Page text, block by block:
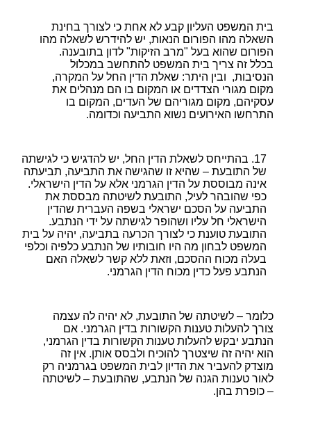
בית המשפט העליון קבע לא אחת כי לצורך בחינת
השאלה מהו הפורום הנאות, יש להידרש לשאלה מהו
הפורום שהוא בעל "מרב הזיקות" לדון בתובענה.
בכלל זה צריך בית המשפט להתחשב במכלול
הנסיבות, ובין היתר: שאלת הדין החל על המקרה,
מקום מגורי הצדדים או המקום בו הם מנהלים את
עסקיהם, מקום מגוריהם של העדים, המקום בו
התרחשו האירועים נשוא התביעה וכדומה.
בהתייחס לשאלת הדין החל, יש להדגיש כי לגישתה
של התובעת – שהיא זו שהגישה את התביעה, תביעתה
אינה מבוססת על הדין הגרמני אלא על הדין הישראלי.
כפי שהובהר לעיל, התובעת לשיטתה מבססת את
התביעה על הסכם ישראלי בשפה העברית שהדין
הישראלי חל עליו ושהופר לגישתה על ידי הנתבע.
התובעת טוענת כי לצורך הכרעה בתביעה, יהיה על בית
המשפט לבחון מה היו חובותיו של הנתבע כלפיה וכלפי
בעלה מכוח ההסכם, וזאת ללא קשר לשאלה האם
הנתבע פעל כדין מכוח הדין הגרמני.
כלומר – לשיטתה של התובעת, לא יהיה לה עצמה
צורך להעלות טענות הקשורות בדין הגרמני. אם
הנתבע יבקש להעלות טענות הקשורות בדין הגרמני,
הוא יהיה זה שיצטרך להוכיח ולבסס אותן. אין זה
מוצדק להעביר את הדיון לבית המשפט בגרמניה רק
לאור טענות הגנה של הנתבע, שהתובעת – לשיטתה
– כופרת בהן.